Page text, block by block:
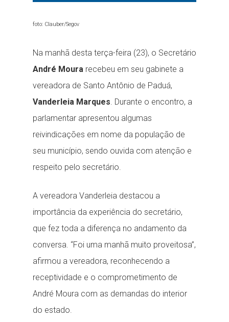
foto: Clauber/Segov
Na manhã desta terça-feira (23), o Secretário
André Moura recebeu em seu gabinete a
vereadora de Santo Antônio de Paduá,
Vanderleia Marques. Durante o encontro, a
parlamentar apresentou algumas
reivindicações em nome da população de
seu município, sendo ouvida com atenção e
respeito pelo secretário.
A vereadora Vanderleia destacou a
importância da experiência do secretário,
que fez toda a diferença no andamento da
conversa. “Foi uma manhã muito proveitosa”,
afirmou a vereadora, reconhecendo a
receptividade e o comprometimento de
André Moura com as demandas do interior
do estado.